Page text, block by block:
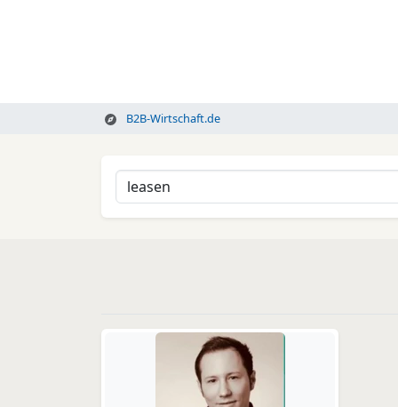
B2B-Wirtschaft.de